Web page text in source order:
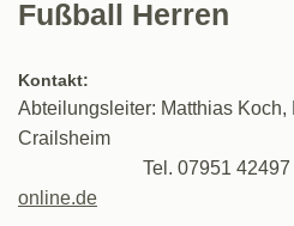
Fußball Herren
Kontakt:
Abteilungsleiter: Matthias Koch,
Crailsheim
Tel. 07951 42497
online.de